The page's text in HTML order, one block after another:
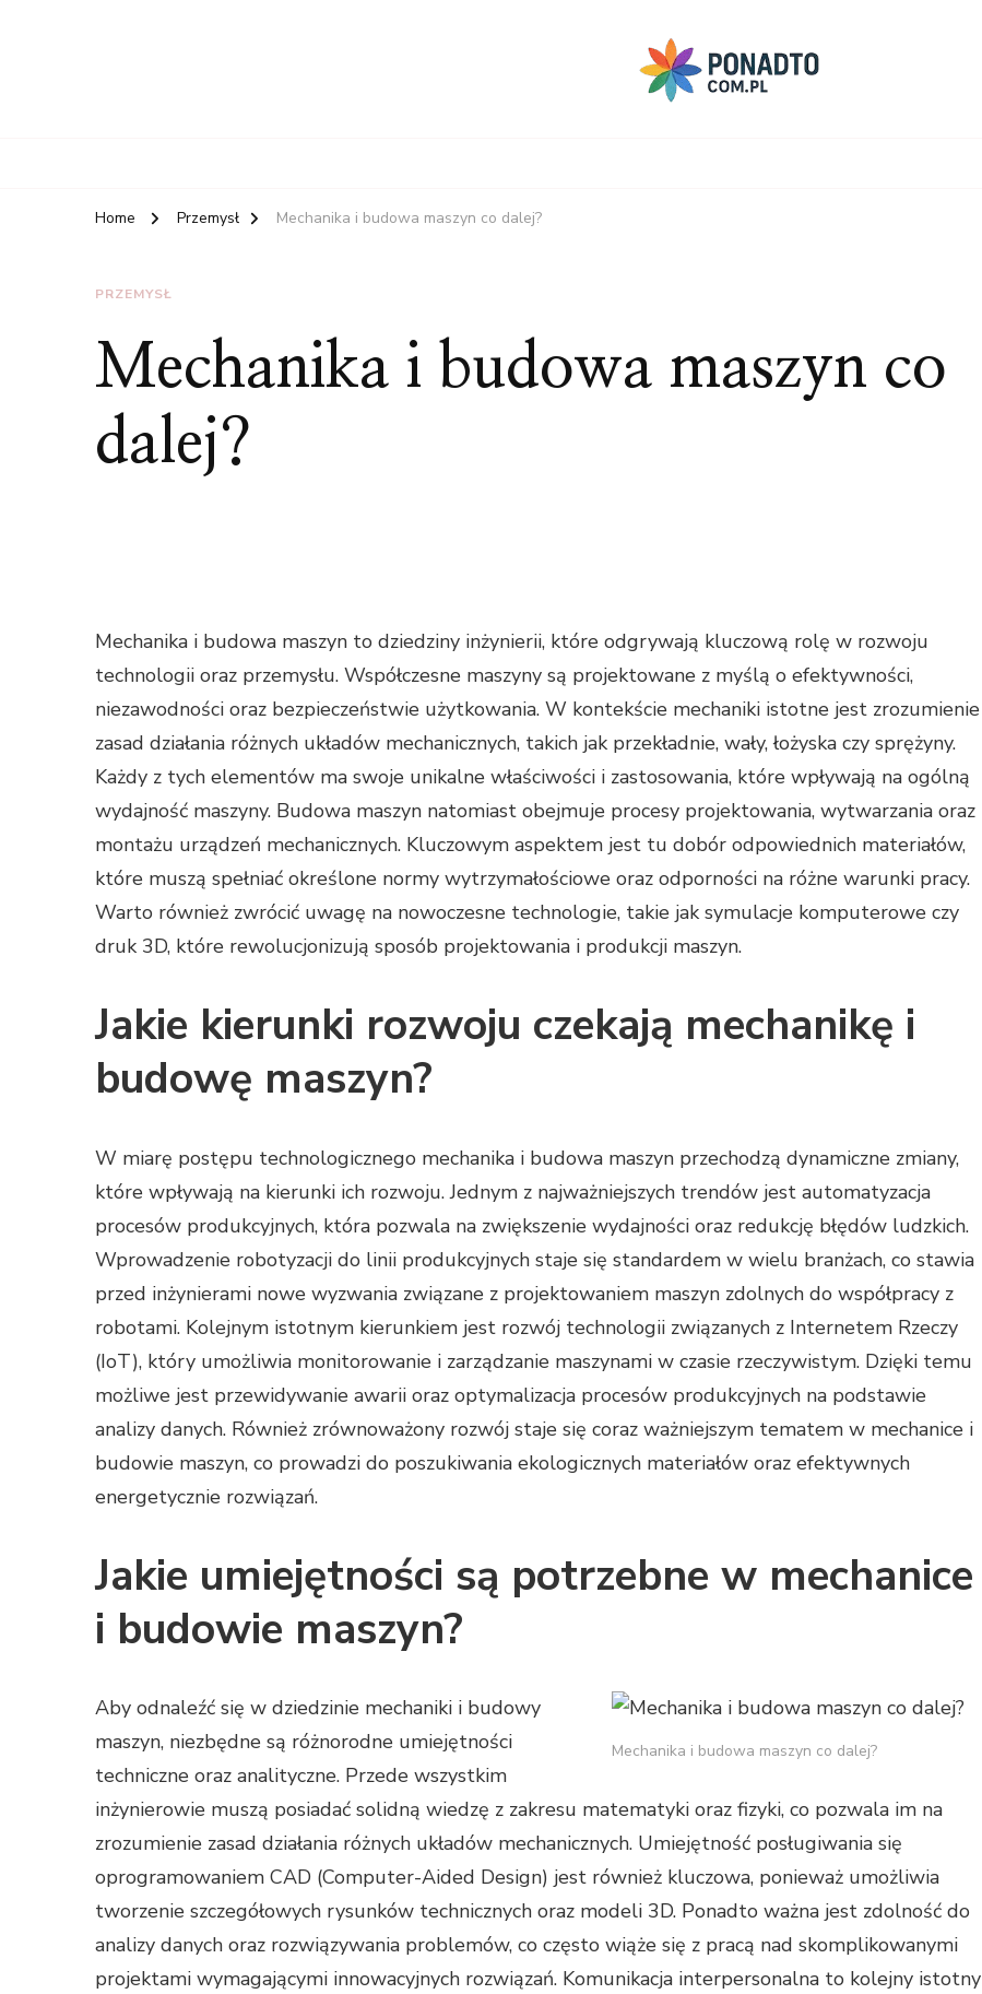
Home Przemysł Mechanika i budowa maszyn co dalej?
PRZEMYSŁ
Mechanika i budowa maszyn co
dalej?
Mechanika i budowa maszyn to dziedziny inżynierii, które odgrywają kluczową rolę w rozwoju
technologii oraz przemysłu. Współczesne maszyny są projektowane z myślą o efektywności,
niezawodności oraz bezpieczeństwie użytkowania. W kontekście mechaniki istotne jest zrozumienie
zasad działania różnych układów mechanicznych, takich jak przekładnie, wały, łożyska czy sprężyny.
Każdy z tych elementów ma swoje unikalne właściwości i zastosowania, które wpływają na ogólną
wydajność maszyny. Budowa maszyn natomiast obejmuje procesy projektowania, wytwarzania oraz
montażu urządzeń mechanicznych. Kluczowym aspektem jest tu dobór odpowiednich materiałów,
które muszą spełniać określone normy wytrzymałościowe oraz odporności na różne warunki pracy.
Warto również zwrócić uwagę na nowoczesne technologie, takie jak symulacje komputerowe czy
druk 3D, które rewolucjonizują sposób projektowania i produkcji maszyn.
Jakie kierunki rozwoju czekają mechanikę i
budowę maszyn?
W miarę postępu technologicznego mechanika i budowa maszyn przechodzą dynamiczne zmiany,
które wpływają na kierunki ich rozwoju. Jednym z najważniejszych trendów jest automatyzacja
procesów produkcyjnych, która pozwala na zwiększenie wydajności oraz redukcję błędów ludzkich.
Wprowadzenie robotyzacji do linii produkcyjnych staje się standardem w wielu branżach, co stawia
przed inżynierami nowe wyzwania związane z projektowaniem maszyn zdolnych do współpracy z
robotami. Kolejnym istotnym kierunkiem jest rozwój technologii związanych z Internetem Rzeczy
(IoT), który umożliwia monitorowanie i zarządzanie maszynami w czasie rzeczywistym. Dzięki temu
możliwe jest przewidywanie awarii oraz optymalizacja procesów produkcyjnych na podstawie
analizy danych. Również zrównoważony rozwój staje się coraz ważniejszym tematem w mechanice i
budowie maszyn, co prowadzi do poszukiwania ekologicznych materiałów oraz efektywnych
energetycznie rozwiązań.
Jakie umiejętności są potrzebne w mechanice
i budowie maszyn?
Mechanika i budowa maszyn co dalej?
Aby odnaleźć się w dziedzinie mechaniki i budowy
maszyn, niezbędne są różnorodne umiejętności
techniczne oraz analityczne. Przede wszystkim
inżynierowie muszą posiadać solidną wiedzę z zakresu matematyki oraz fizyki, co pozwala im na
zrozumienie zasad działania różnych układów mechanicznych. Umiejętność posługiwania się
oprogramowaniem CAD (Computer-Aided Design) jest również kluczowa, ponieważ umożliwia
tworzenie szczegółowych rysunków technicznych oraz modeli 3D. Ponadto ważna jest zdolność do
analizy danych oraz rozwiązywania problemów, co często wiąże się z pracą nad skomplikowanymi
projektami wymagającymi innowacyjnych rozwiązań. Komunikacja interpersonalna to kolejny istotny